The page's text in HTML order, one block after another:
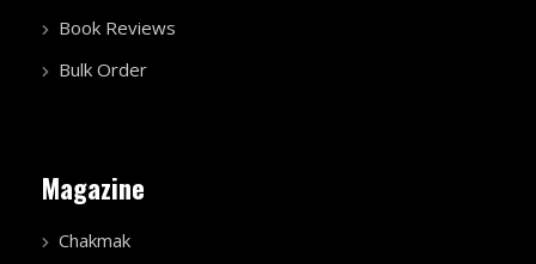
Book Reviews
Bulk Order
Magazine
Chakmak